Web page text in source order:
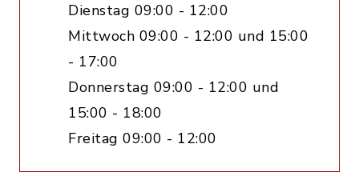
Dienstag 09:00 - 12:00
Mittwoch 09:00 - 12:00 und 15:00
- 17:00
Donnerstag 09:00 - 12:00 und
15:00 - 18:00
Freitag 09:00 - 12:00